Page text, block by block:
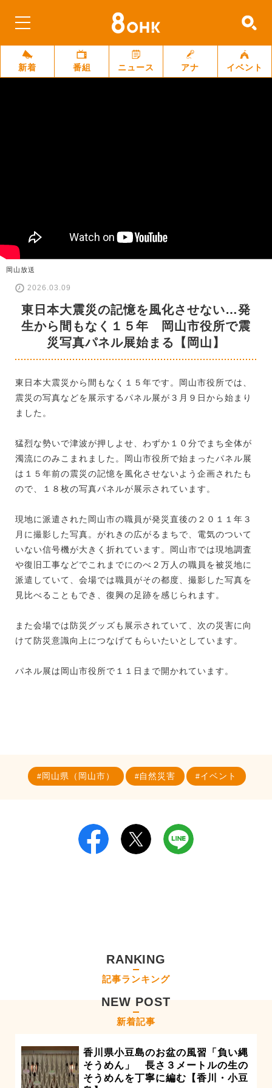
新着 番組 ニュース アナ イベント
岡山放送
2026.03.09
東日本大震災の記憶を風化させない…発
生から間もなく１５年 岡山市役所で震
災写真パネル展始まる【岡山】
東日本大震災から間もなく１５年です。岡山市役所では、
震災の写真などを展示するパネル展が３月９日から始まり
ました。
猛烈な勢いで津波が押しよせ、わずか１０分でまち全体が
濁流にのみこまれました。岡山市役所で始まったパネル展
は１５年前の震災の記憶を風化させないよう企画されたも
ので、１８枚の写真パネルが展示されています。
現地に派遣された岡山市の職員が発災直後の２０１１年３
月に撮影した写真。がれきの広がるまちで、電気のついて
いない信号機が大きく折れています。岡山市では現地調査
や復旧工事などでこれまでにのべ２万人の職員を被災地に
派遣していて、会場では職員がその都度、撮影した写真を
見比べることもでき、復興の足跡を感じられます。
また会場では防災グッズも展示されていて、次の災害に向
けて防災意識向上につなげてもらいたいとしています。
パネル展は岡山市役所で１１日まで開かれています。
岡山県（岡山市） 自然災害 イベント
RANKING
記事ランキング
NEW POST
新着記事
香川県小豆島のお盆の風習「負い縄
そうめん」 長さ３メートルの生の
そうめんを丁寧に編む【香川・小豆